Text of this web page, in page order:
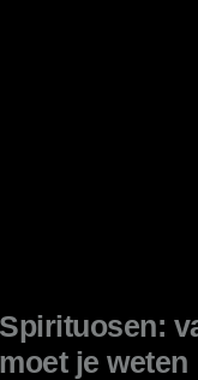
Spirituosen:
moet je weten